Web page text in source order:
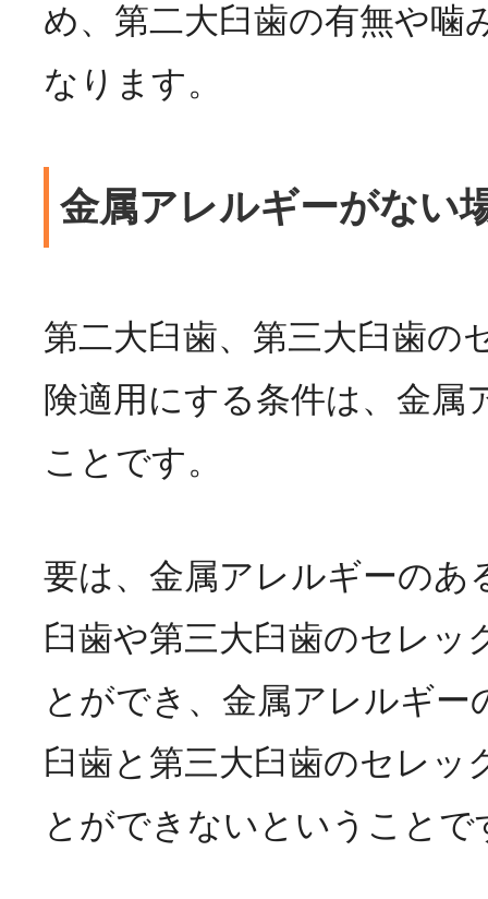
め、第二大臼歯の有無や噛
なります。
金属アレルギーがない
第二大臼歯、第三大臼歯の
険適用にする条件は、金属
ことです。
要は、金属アレルギーのあ
臼歯や第三大臼歯のセレッ
とができ、金属アレルギー
臼歯と第三大臼歯のセレッ
とができないということで